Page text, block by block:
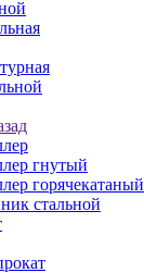
гнутый
горячекатаный
стальной